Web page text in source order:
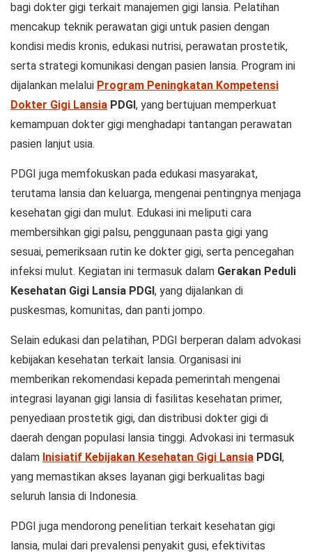
bagi dokter gigi terkait manajemen gigi lansia. Pelatihan
mencakup teknik perawatan gigi untuk pasien dengan
kondisi medis kronis, edukasi nutrisi, perawatan prostetik,
serta strategi komunikasi dengan pasien lansia. Program ini
dijalankan melalui Program Peningkatan Kompetensi
Dokter Gigi Lansia PDGI, yang bertujuan memperkuat
kemampuan dokter gigi menghadapi tantangan perawatan
pasien lanjut usia.
PDGI juga memfokuskan pada edukasi masyarakat,
terutama lansia dan keluarga, mengenai pentingnya menjaga
kesehatan gigi dan mulut. Edukasi ini meliputi cara
membersihkan gigi palsu, penggunaan pasta gigi yang
sesuai, pemeriksaan rutin ke dokter gigi, serta pencegahan
infeksi mulut. Kegiatan ini termasuk dalam Gerakan Peduli
Kesehatan Gigi Lansia PDGI, yang dijalankan di
puskesmas, komunitas, dan panti jompo.
Selain edukasi dan pelatihan, PDGI berperan dalam advokasi
kebijakan kesehatan terkait lansia. Organisasi ini
memberikan rekomendasi kepada pemerintah mengenai
integrasi layanan gigi lansia di fasilitas kesehatan primer,
penyediaan prostetik gigi, dan distribusi dokter gigi di
daerah dengan populasi lansia tinggi. Advokasi ini termasuk
dalam Inisiatif Kebijakan Kesehatan Gigi Lansia PDGI,
yang memastikan akses layanan gigi berkualitas bagi
seluruh lansia di Indonesia.
PDGI juga mendorong penelitian terkait kesehatan gigi
lansia, mulai dari prevalensi penyakit gusi, efektivitas